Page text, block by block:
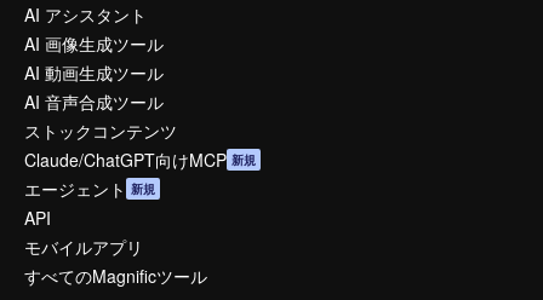
AI アシスタント
AI 画像生成ツール
AI 動画生成ツール
AI 音声合成ツール
ストックコンテンツ
Claude/ChatGPT向けMCP 新規
エージェント 新規
API
モバイルアプリ
すべてのMagnificツール